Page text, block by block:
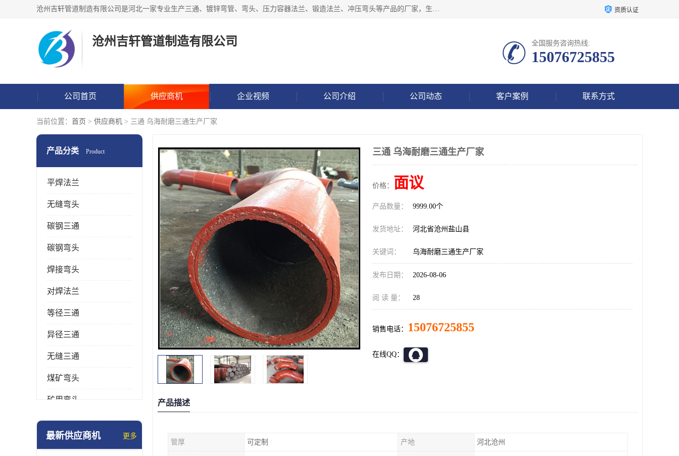
沧州吉轩管道制造有限公司是河北一家专业生产三通、镀锌弯管、弯头、压力容器法兰、锻造法兰、冲压弯头等产品的厂家，生产设备精良，工艺先进，产品规格齐全，售后服务健全。 资质认证
沧州吉轩管道制造有限公司 全国服务咨询热线:
15076725855
公司首页 供应商机 企业视频 公司介绍 公司动态 客户案例 联系方式
当前位置： 首页 > 供应商机 > 三通 乌海耐磨三通生产厂家
产品分类 Product
平焊法兰
无缝弯头
碳钢三通
碳钢弯头
焊接弯头
对焊法兰
等径三通
异径三通
无缝三通
煤矿弯头
矿用弯头
冲压弯头
最新供应商机 更多
三通 乌海耐磨三通生产厂家
价格： 面议
产品数量： 9999.00个
发货地址： 河北省沧州盐山县
关键词： 乌海耐磨三通生产厂家
发布日期： 2026-08-06
阅 读 量： 28
销售电话： 15076725855
在线QQ：
产品描述
管厚 可定制 产地 河北沧州